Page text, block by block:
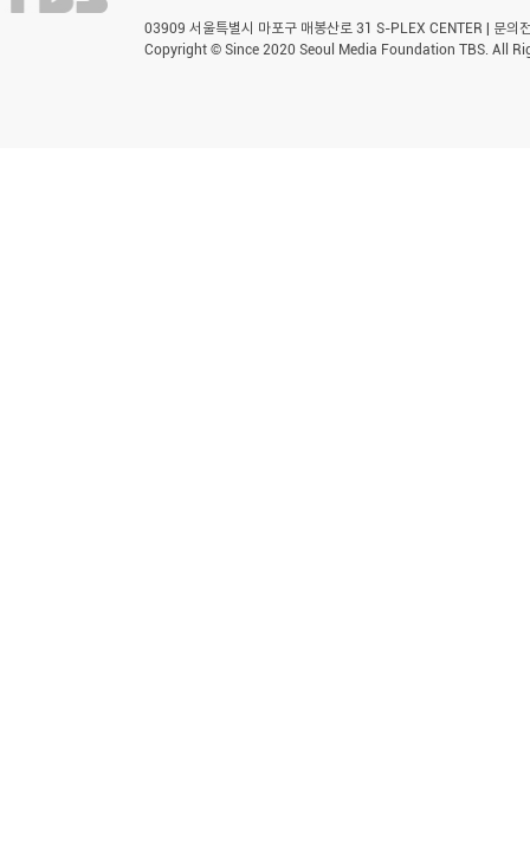
03909 서울특별시 마포구 매봉산로 31 S-PLEX CENTER | 문
Copyright © Since 2020 Seoul Media Foundation TBS. All